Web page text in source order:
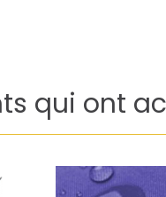
qui ont